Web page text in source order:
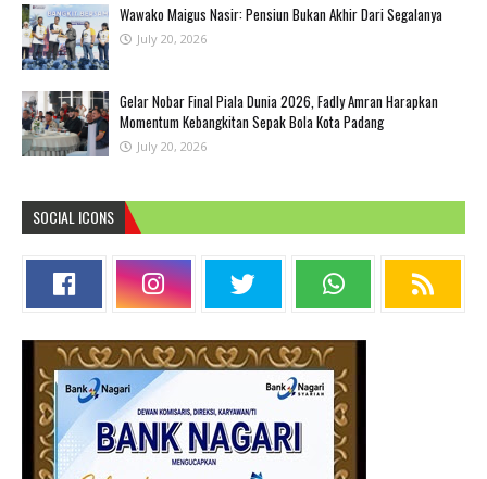
Wawako Maigus Nasir: Pensiun Bukan Akhir Dari Segalanya
July 20, 2026
Gelar Nobar Final Piala Dunia 2026, Fadly Amran Harapkan
Momentum Kebangkitan Sepak Bola Kota Padang
July 20, 2026
SOCIAL ICONS